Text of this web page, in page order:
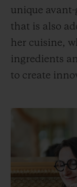
unique avant-
that is also
her cuisine,
ingredients
to create